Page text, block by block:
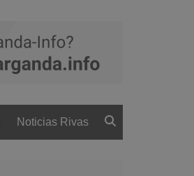
Noticias Rivas